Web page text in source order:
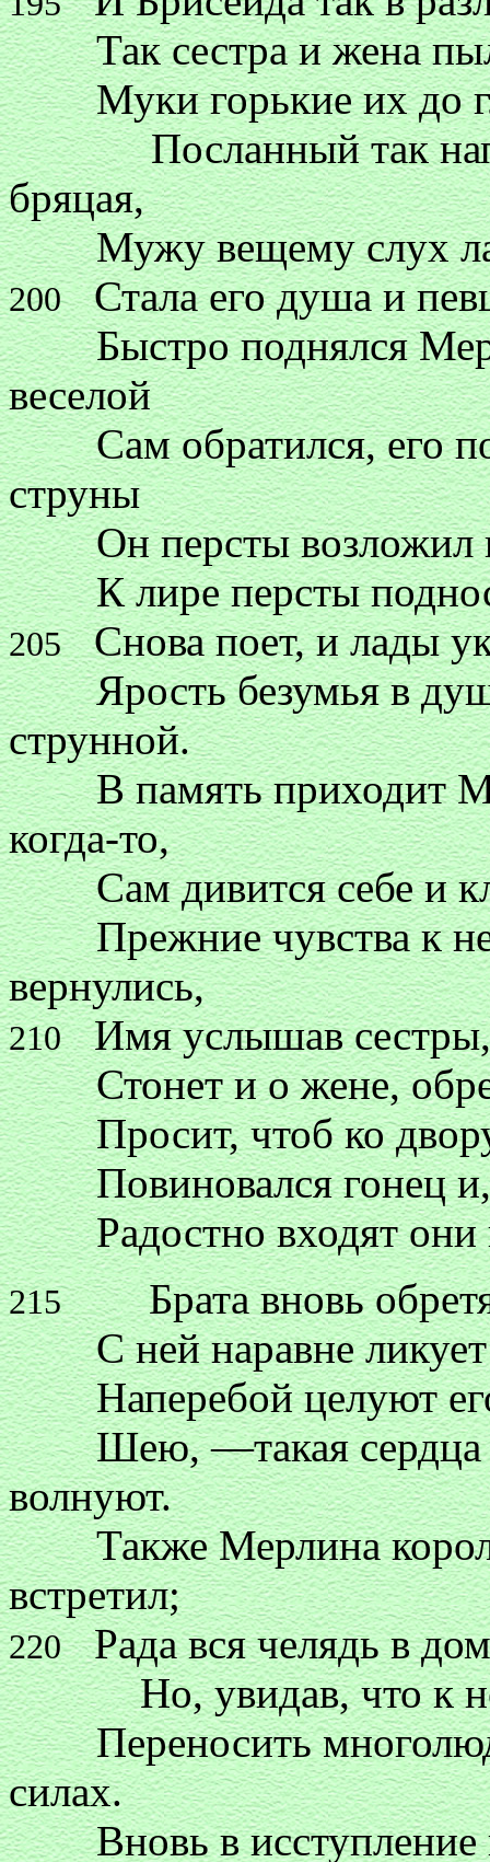
Так сестра и жена
Муки горькие их до
Посланный так
бряцая,
Мужу вещему слух
200Стала его душа и
Быстро поднялся
веселой
Сам обратился, его
струны
Он персты возложил и
К лире персты
205Снова поет, и лады
Ярость безумья в
струнной.
В память приходит
когда-то,
Сам дивится себе и
Прежние чувства к
вернулись,
210Имя услышав сестры,
Стонет и о жене,
Просит, чтоб ко двору
Повиновался гонец и,
Радостно входят они в
215Брата вновь обретя,
С ней наравне ликует
Наперебой целуют
Шею, —такая сердца
волнуют.
Также Мерлина
встретил;
220Рада вся челядь в
Но, увидав, что к
Переносить
силах.
Вновь в исступление